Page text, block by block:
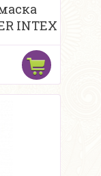
INTEX